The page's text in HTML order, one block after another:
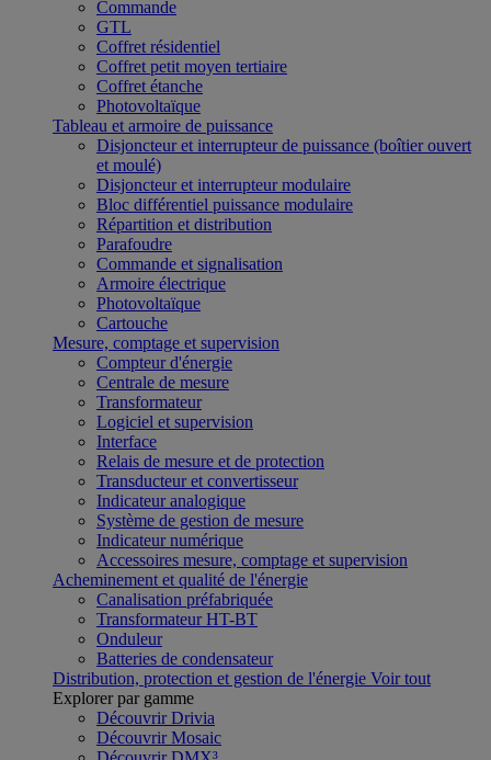
Commande
GTL
Coffret résidentiel
Coffret petit moyen tertiaire
Coffret étanche
Photovoltaïque
Tableau et armoire de puissance
Disjoncteur et interrupteur de puissance (boîtier ouvert
et moulé)
Disjoncteur et interrupteur modulaire
Bloc différentiel puissance modulaire
Répartition et distribution
Parafoudre
Commande et signalisation
Armoire électrique
Photovoltaïque
Cartouche
Mesure, comptage et supervision
Compteur d'énergie
Centrale de mesure
Transformateur
Logiciel et supervision
Interface
Relais de mesure et de protection
Transducteur et convertisseur
Indicateur analogique
Système de gestion de mesure
Indicateur numérique
Accessoires mesure, comptage et supervision
Acheminement et qualité de l'énergie
Canalisation préfabriquée
Transformateur HT-BT
Onduleur
Batteries de condensateur
Distribution, protection et gestion de l'énergie Voir tout
Explorer par gamme
Découvrir Drivia
Découvrir Mosaic